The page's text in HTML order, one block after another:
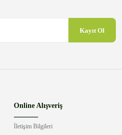
Kayıt Ol
Online Alışveriş
İletişim Bilgileri